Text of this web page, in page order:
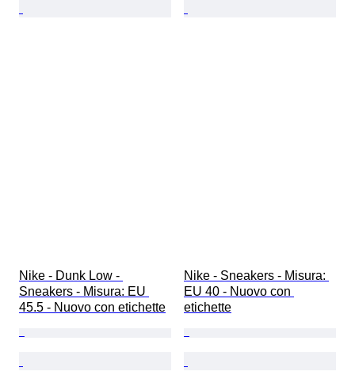
Nike - Dunk Low -
Sneakers - Misura: EU
45.5 - Nuovo con etichette
Nike - Sneakers - Misura:
EU 40 - Nuovo con
etichette